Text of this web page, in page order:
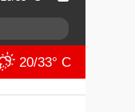
20/33° C